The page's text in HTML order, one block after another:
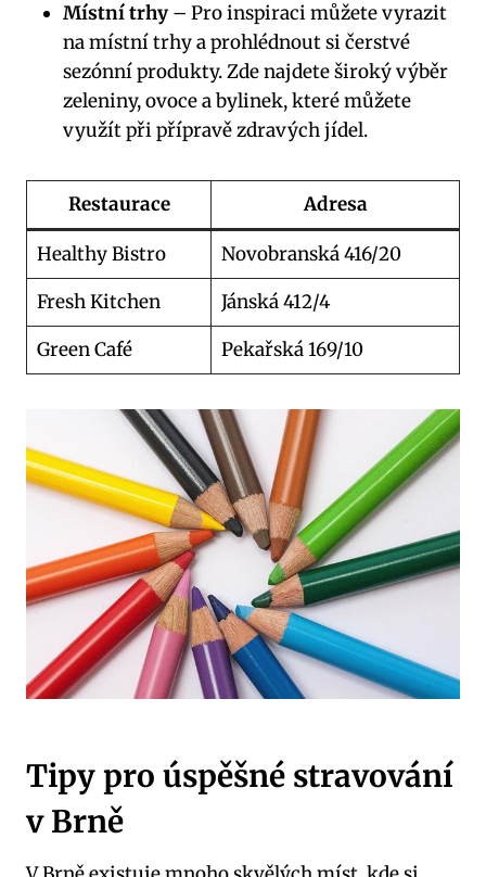
Místní trhy – Pro inspiraci ‌můžete vyrazit
‍na místní trhy a prohlédnout si čerstvé
sezónní produkty. Zde najdete široký výběr
zeleniny,⁣ ovoce‌ a bylinek, které můžete
využít při přípravě zdravých‌ jídel.
Restaurace Adresa
Healthy Bistro
Novobranská 416/20
Fresh Kitchen
Jánská 412/4
Green Café
Pekařská 169/10
Tipy⁢ pro úspěšné stravování
v Brně